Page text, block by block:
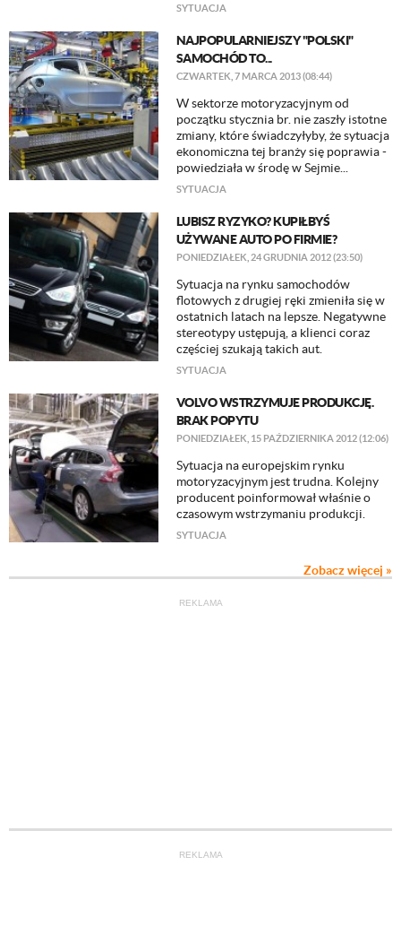
SYTUACJA
NAJPOPULARNIEJSZY "POLSKI"
SAMOCHÓD TO...
CZWARTEK, 7 MARCA 2013 (08:44)
W sektorze motoryzacyjnym od
początku stycznia br. nie zaszły istotne
zmiany, które świadczyłyby, że sytuacja
ekonomiczna tej branży się poprawia -
powiedziała w środę w Sejmie...
SYTUACJA
LUBISZ RYZYKO? KUPIŁBYŚ
UŻYWANE AUTO PO FIRMIE?
PONIEDZIAŁEK, 24 GRUDNIA 2012 (23:50)
Sytuacja na rynku samochodów
flotowych z drugiej ręki zmieniła się w
ostatnich latach na lepsze. Negatywne
stereotypy ustępują, a klienci coraz
częściej szukają takich aut.
SYTUACJA
VOLVO WSTRZYMUJE PRODUKCJĘ.
BRAK POPYTU
PONIEDZIAŁEK, 15 PAŹDZIERNIKA 2012 (12:06)
Sytuacja na europejskim rynku
motoryzacyjnym jest trudna. Kolejny
producent poinformował właśnie o
czasowym wstrzymaniu produkcji.
SYTUACJA
Zobacz więcej »
REKLAMA
REKLAMA